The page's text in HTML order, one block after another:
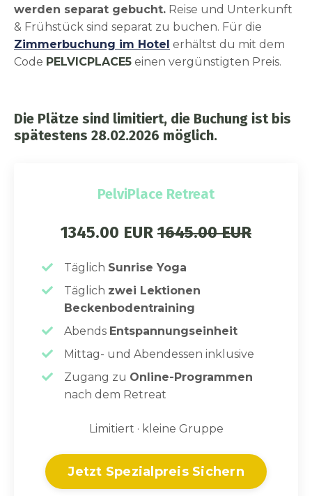
werden separat gebucht. Reise und Unterkunft
& Frühstück sind separat zu buchen. Für die
Zimmerbuchung im Hotel erhältst du mit dem
Code PELVICPLACE5 einen vergünstigten Preis.
Die Plätze sind limitiert, die Buchung ist bis
spätestens 28.02.2026 möglich.
PelviPlace Retreat
1345.00 EUR 1645.00 EUR
Täglich Sunrise Yoga
Täglich zwei Lektionen
Beckenbodentraining
Abends Entspannungseinheit
Mittag- und Abendessen inklusive
Zugang zu Online-Programmen
nach dem Retreat
Limitiert · kleine Gruppe
Jetzt Spezialpreis Sichern